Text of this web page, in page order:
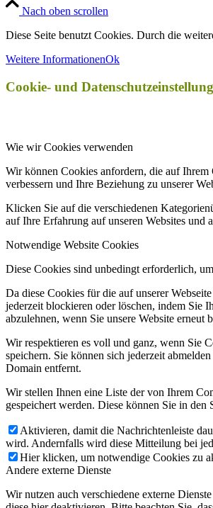
Nach oben scrollen
Diese Seite benutzt Cookies. Durch die
Weitere InformationenOk
Cookie- und
Wie wir Cookies verwenden
Wir können Cookies anfordern, die auf Ihrem
verbessern und Ihre Beziehung zu unserer
Klicken Sie auf die verschiedenen
auf Ihre Erfahrung auf unseren Websites und
Notwendige Website Cookies
Diese Cookies sind unbedingt erforderlich,
Da diese Cookies für die auf unserer
jederzeit blockieren oder löschen, indem Sie
abzulehnen, wenn Sie unsere Website erneut
Wir respektieren es voll und ganz, wenn Sie
speichern. Sie können sich jederzeit
Domain entfernt.
Wir stellen Ihnen eine Liste der von Ihrem
gespeichert werden. Diese können Sie in den
Aktivieren, damit die Nachrichtenleiste
wird. Andernfalls wird diese Mitteilung bei
Hier klicken, um notwendige Cookies zu
Andere externe Dienste
Wir nutzen auch verschiedene externe